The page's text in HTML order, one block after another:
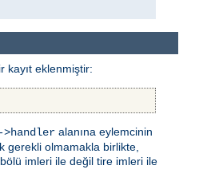
kayıt eklenmiştir:
alanına eylemcinin
gerekli olmamakla birlikte,
imleri ile değil tire imleri ile